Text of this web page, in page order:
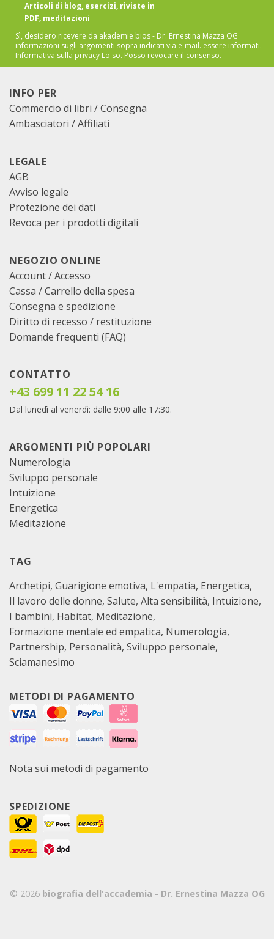
Articoli di blog, esercizi, riviste in
PDF, meditazioni
Sì, desidero ricevere da akademie bios - Dr. Ernestina Mazza OG
informazioni sugli argomenti sopra indicati via e-mail. essere informati.
Informativa sulla privacy Lo so. Posso revocare il consenso.
INFO PER
Commercio di libri / Consegna
Ambasciatori / Affiliati
LEGALE
AGB
Avviso legale
Protezione dei dati
Revoca per i prodotti digitali
NEGOZIO ONLINE
Account / Accesso
Cassa /Carrello della spesa
Consegna e spedizione
Diritto di recesso / restituzione
Domande frequenti (FAQ)
CONTATTO
+43 699 11 22 54 16
Dal lunedì al venerdì: dalle 9:00 alle 17:30.
ARGOMENTI PIÙ POPOLARI
Numerologia
Sviluppo personale
Intuizione
Energetica
Meditazione
TAG
Archetipi Guarigione emotiva L'empatia Energetica
Il lavoro delle donne Salute Alta sensibilità Intuizione
I bambini Habitat Meditazione
Formazione mentale ed empatica Numerologia
Partnership Personalità Sviluppo personale
Sciamanesimo
METODI DI PAGAMENTO
Nota sui metodi di pagamento
SPEDIZIONE
© 2026 biografia dell'accademia - Dr. Ernestina Mazza OG